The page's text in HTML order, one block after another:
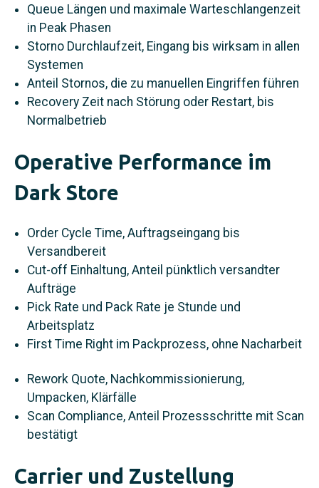
Queue Längen und maximale Warteschlangenzeit
in Peak Phasen
Storno Durchlaufzeit, Eingang bis wirksam in allen
Systemen
Anteil Stornos, die zu manuellen Eingriffen führen
Recovery Zeit nach Störung oder Restart, bis
Normalbetrieb
Operative Performance im
Dark Store
Order Cycle Time, Auftragseingang bis
Versandbereit
Cut-off Einhaltung, Anteil pünktlich versandter
Aufträge
Pick Rate und Pack Rate je Stunde und
Arbeitsplatz
First Time Right im Packprozess, ohne Nacharbeit
Rework Quote, Nachkommissionierung,
Umpacken, Klärfälle
Scan Compliance, Anteil Prozessschritte mit Scan
bestätigt
Carrier und Zustellung